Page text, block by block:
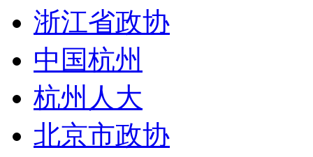
浙江省政协
中国杭州
杭州人大
北京市政协